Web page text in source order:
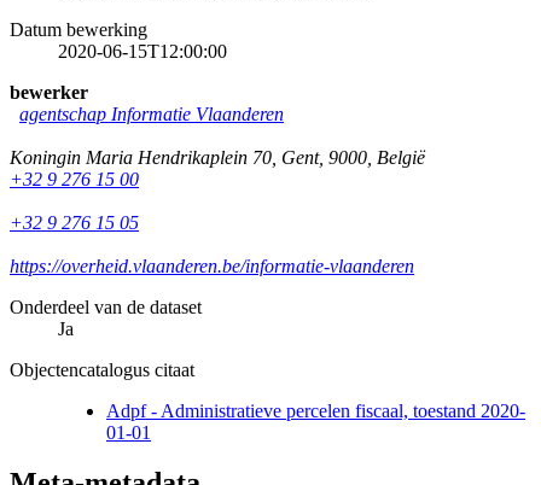
Datum bewerking
2020-06-15T12:00:00
bewerker
agentschap Informatie Vlaanderen
Koningin Maria Hendrikaplein 70 Gent, 9000 België
+32 9 276 15 00
+32 9 276 15 05
https://overheid.vlaanderen.be/informatie-vlaanderen
Onderdeel van de dataset
Ja
Objectencatalogus citaat
Adpf - Administratieve percelen fiscaal, toestand 2020-
01-01